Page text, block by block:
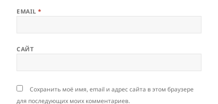
EMAIL*
САЙТ
Сохранить моё имя, email и адрес сайта в этом браузере
для последующих моих комментариев.